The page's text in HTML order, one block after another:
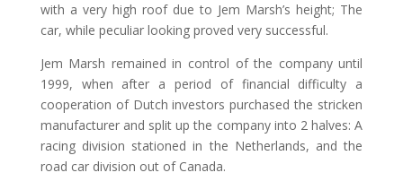
with a very high roof due to Jem Marsh’s height; The
car, while peculiar looking proved very successful.
Jem Marsh remained in control of the company until
1999, when after a period of financial difficulty a
cooperation of Dutch investors purchased the stricken
manufacturer and split up the company into 2 halves: A
racing division stationed in the Netherlands, and the
road car division out of Canada.